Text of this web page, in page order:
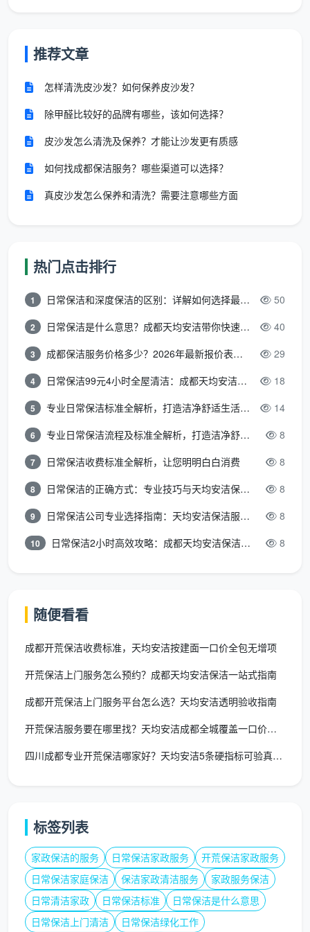
估，无中途加项。清洁完毕，客户逐项确认签字，不
合格当场返工。这也是天均安洁在
积累口碑的方式。
开荒保洁后，精细保洁如何无缝接力？
实际作业中，天均安洁常常按下面这个流程来衔
接：
初筛评估：客户发送现场视频，预估工时和重点区
汽机）处理全屋粗渣，清走装饰垃圾。
通风沉降：建议留出 5-7 天，让空气中悬浮颗粒落
地。
精细保洁执行：全屋从上到下、从里到外进行触摸级
完整交付
贴士》，包括地板首次打蜡时间、厨房台面防渗透建
议等。
这种“开荒打底、精细收口”的搭配，让清洁不再是
体力活堆叠，而成为有逻辑的服务。不少业主反馈，之
前以为找一家
明白，技术流程和责任心才是价值所在。
安洁一线经验的提醒，或许能帮上忙：
不要等全屋一片乱才进场：开荒前最好让装修队把大
率会明显提升。
的是“成都新房开荒保洁包括玻璃清洁”还是“成都入住
前精细保洁除甲醛综合服务”，这样匹配的团队和携
常规方法造成不可逆划痕。
开荒保洁和精细保洁不要合并在同一天：紧凑排期看
似快，实则粉尘迁移会让精细环节大打折扣，拉开时
间差才是科学做法。
在成都，天均安洁见证了无数家庭从毛坯到精装，
推荐文章
怎样清洗皮沙发？如何保养皮沙发？
除甲醛比较好的品牌有哪些，该如何选择？
皮沙发怎么清洗及保养？才能让沙发更有质感
如何找成都保洁服务？哪些渠道可以选择？
真皮沙发怎么保养和清洗？需要注意哪些方面
热门点击排行
1 日常保洁和深度保洁的区别：详解如何选择最适合的清洁服务 50
2 日常保洁是什么意思？成都天均安洁带你快速区分“日常vs深度vs开荒” 40
3 成都保洁服务价格多少？2026年最新报价表来了，这一篇看透所有费用 29
4 日常保洁99元4小时全屋清洁：成都天均安洁保洁超值服务全解析 18
5 专业日常保洁标准全解析，打造洁净舒适生活空间 14
6 专业日常保洁流程及标准全解析，打造洁净舒适环境 8
7 日常保洁收费标准全解析，让您明明白白消费 8
8 日常保洁的正确方式：专业技巧与天均安洁保洁服务全解析 8
9 日常保洁公司专业选择指南：天均安洁保洁服务全解析 8
10 日常保洁2小时高效攻略：成都天均安洁保洁专业时间管理方案 8
随便看看
成都开荒保洁收费标准，天均安洁按建面一口价全包无增项
开荒保洁上门服务怎么预约？成都天均安洁保洁一站式指南
成都开荒保洁上门服务平台怎么选？天均安洁透明验收指南
开荒保洁服务要在哪里找？天均安洁成都全城覆盖一口价全包
四川成都专业开荒保洁哪家好？天均安洁5条硬指标可验真专业
标签列表
家政保洁的服务 日常保洁家政服务
开荒保洁家政服务
日常保洁家庭保洁
保洁家政清洁服务
家政服务保洁
日常清洁家政
日常保洁标准
日常保洁是什么意思
日常保洁上门清洁
日常保洁绿化工作